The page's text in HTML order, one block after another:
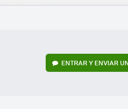
FACEBOOK
TWITTERFLIPBOARD
E-
WHATSAPP
ENTRAR Y ENVIAR